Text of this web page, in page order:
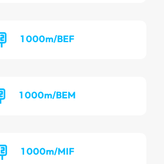
1 000m/BEF
1 000m/BEM
1 000m/MIF